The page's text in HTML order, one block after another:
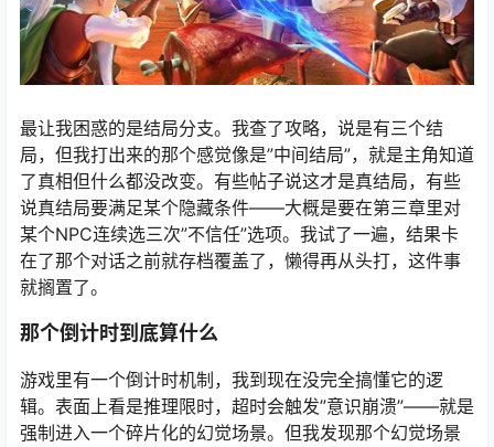
最让我困惑的是结局分支。我查了攻略，说是有三个结
局，但我打出来的那个感觉像是”中间结局”，就是主角知道
了真相但什么都没改变。有些帖子说这才是真结局，有些
说真结局要满足某个隐藏条件——大概是要在第三章里对
某个NPC连续选三次”不信任”选项。我试了一遍，结果卡
在了那个对话之前就存档覆盖了，懒得再从头打，这件事
就搁置了。
那个倒计时到底算什么
游戏里有一个倒计时机制，我到现在没完全搞懂它的逻
辑。表面上看是推理限时，超时会触发”意识崩溃”——就是
强制进入一个碎片化的幻觉场景。但我发现那个幻觉场景